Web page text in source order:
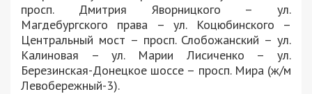
просп. Дмитрия Яворницкого – ул.
Магдебургского права – ул. Коцюбинского –
Центральный мост – просп. Слобожанский – ул.
Калиновая – ул. Марии Лисиченко – ул.
Березинская-Донецкое шоссе – просп. Мира (ж/м
Левобережный-3).